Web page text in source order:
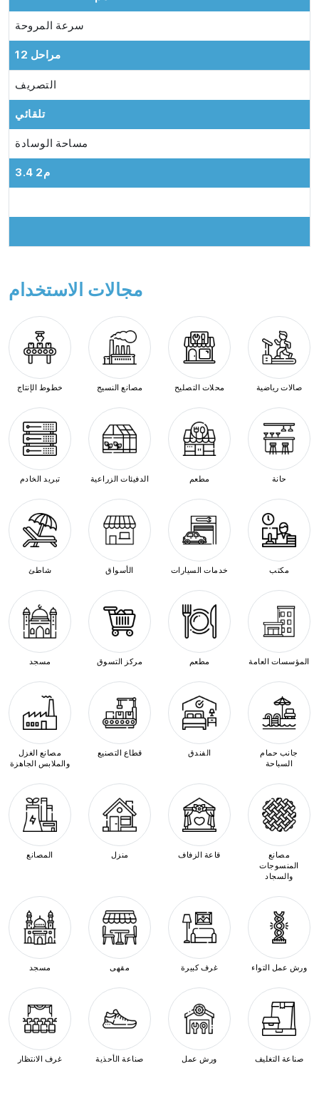
سرعة المروحة
12 مراحل
التصريف
تلقائي
مساحة الوسادة
3.4 م2
مجالات الاستخدام
خطوط الإنتاج مصانع النسيج محلات التصليح صالات رياضية
تبريد الخادم الدفيئات الزراعية مطعم حانة
شاطئ الأسواق خدمات السيارات مكتب
مسجد مركز التسوق مطعم المؤسسات العامة
مصانع الغزل
والملابس الجاهزة
قطاع التصنيع الفندق
جانب حمام
السباحة
المصانع منزل قاعة الزفاف
مصانع
المنسوجات
والسجاد
مسجد مقهى غرف كبيرة ورش عمل التواء
غرف الانتظار صناعة الأحذية ورش عمل صناعة التغليف